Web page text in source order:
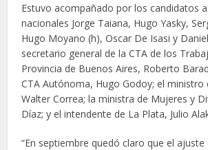
Estuvo acompañado por los candidatos
nacionales Jorge Taiana, Hugo Yasky,
Hugo Moyano (h), Oscar De Isasi y
secretario general de la CTA de los
Provincia de Buenos Aires, Roberto
CTA Autónoma, Hugo Godoy; el ministro
Walter Correa; la ministra de Mujeres y
Díaz; y el intendente de La Plata, Julio
“En septiembre quedó claro que el ajuste